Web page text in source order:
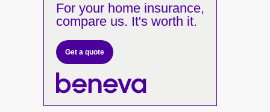
For your home insurance,
compare us. It's worth it.
Get a quote